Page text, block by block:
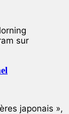
sur
japonais »,